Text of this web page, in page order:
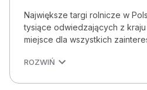
Największe targi rolnicze w
tysiące odwiedzających z
miejsce dla wszystkich
ROZWIŃ